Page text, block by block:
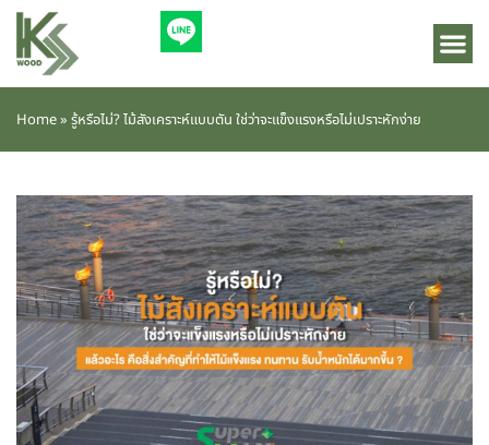
Home» รู้หรือไม่? ไม้สังเคราะห์แบบตัน ใช่ว่าจะแข็งแรงหรือไม่เปราะหักง่าย